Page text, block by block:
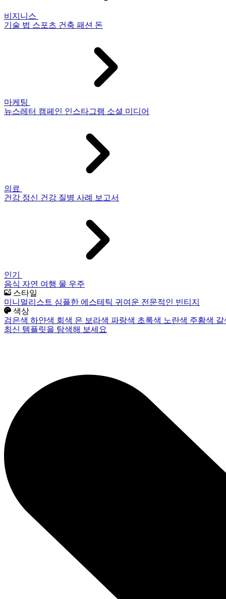
비지니스
기술 법 스포츠 건축 패션 돈
마케팅
뉴스레터 캠페인 인스타그램 소셜 미디어
의료
건강 정신 건강 질병 사례 보고서
인기
음식 자연 여행 물 우주
스타일
미니멀리스트 심플한 에스테틱 귀여운 전문적인 빈티지
색상
검은색 하얀색 회색 은 보라색 파랑색 초록색 노란색 주황색
최신 템플릿을 탐색해 보세요